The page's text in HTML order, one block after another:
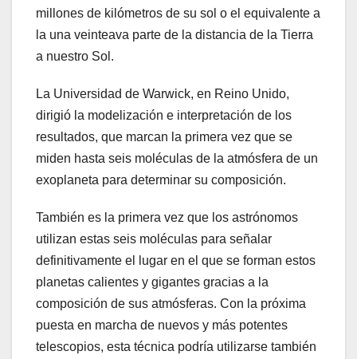
millones de kilómetros de su sol o el equivalente a
la una veinteava parte de la distancia de la Tierra
a nuestro Sol.
La Universidad de Warwick, en Reino Unido,
dirigió la modelización e interpretación de los
resultados, que marcan la primera vez que se
miden hasta seis moléculas de la atmósfera de un
exoplaneta para determinar su composición.
También es la primera vez que los astrónomos
utilizan estas seis moléculas para señalar
definitivamente el lugar en el que se forman estos
planetas calientes y gigantes gracias a la
composición de sus atmósferas. Con la próxima
puesta en marcha de nuevos y más potentes
telescopios, esta técnica podría utilizarse también